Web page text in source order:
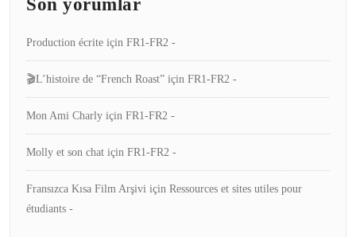
Production écrite için FR1-FR2 -
🎬L’histoire de “French Roast” için FR1-FR2 -
Mon Ami Charly için FR1-FR2 -
Molly et son chat için FR1-FR2 -
Fransızca Kısa Film Arşivi için Ressources et sites utiles pour
étudiants -